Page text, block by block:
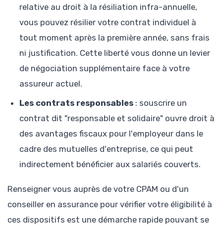
relative au droit à la résiliation infra-annuelle,
vous pouvez résilier votre contrat individuel à
tout moment après la première année, sans frais
ni justification. Cette liberté vous donne un levier
de négociation supplémentaire face à votre
assureur actuel.
Les contrats responsables : souscrire un
contrat dit "responsable et solidaire" ouvre droit à
des avantages fiscaux pour l'employeur dans le
cadre des mutuelles d'entreprise, ce qui peut
indirectement bénéficier aux salariés couverts.
Renseigner vous auprès de votre CPAM ou d'un
conseiller en assurance pour vérifier votre éligibilité à
ces dispositifs est une démarche rapide pouvant se